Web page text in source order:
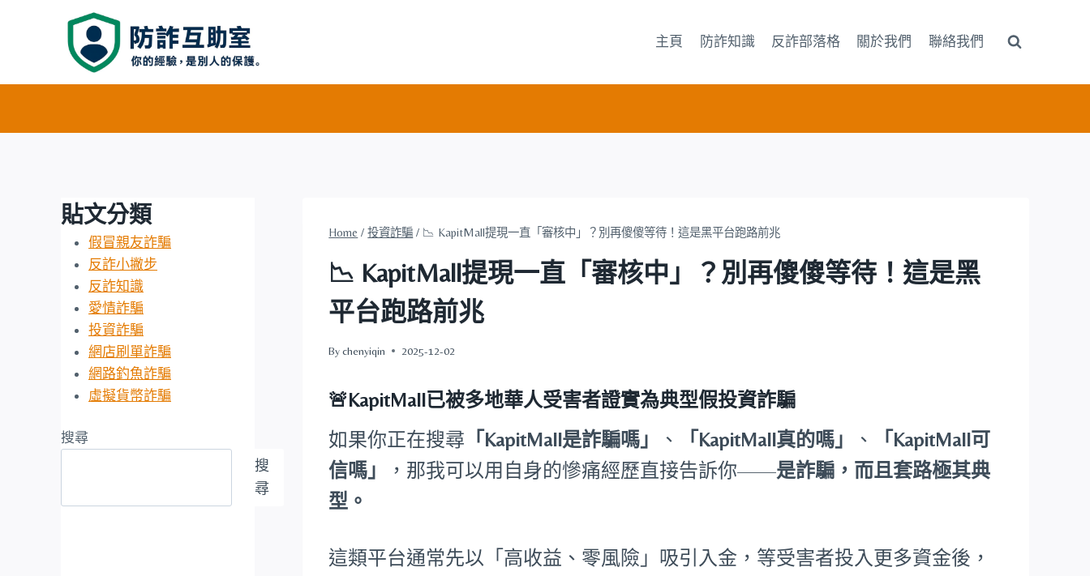
主頁 防詐知識 反詐部落格 關於我們 聯絡我們
Home / 投資詐騙 / 📉 KapitMall提現一直「審核中」？別再傻傻等待！這是黑平台跑路前兆
📉 KapitMall提現一直「審核中」？別再傻傻等待！這是黑
平台跑路前兆
By chenyiqin 2025-12-02
🚨KapitMall已被多地華人受害者證實為典型假投資詐騙
如果你正在搜尋 「KapitMall是詐騙嗎」 、 「KapitMall真的嗎」 、
「KapitMall可
信嗎」
，那我可以用自身的慘痛經歷直接告訴你——是詐騙，而且套路極其典
型。
這類平台通常先以「高收益、零風險」吸引入金，等受害者投入更多資金後，
貼文分類
假冒親友詐騙
反詐小撇步
反詐知識
愛情詐騙
投資詐騙
網店刷單詐騙
網路釣魚詐騙
虛擬貨幣詐騙
搜尋
搜
尋